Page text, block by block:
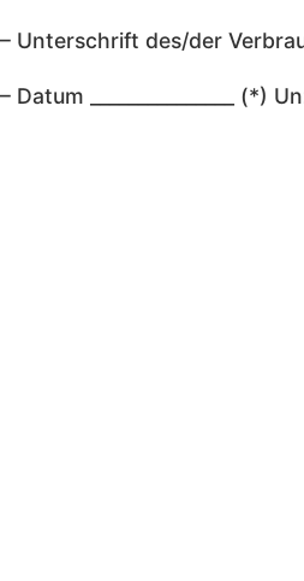
– Unterschrift des/der
– Datum _______________ (*)